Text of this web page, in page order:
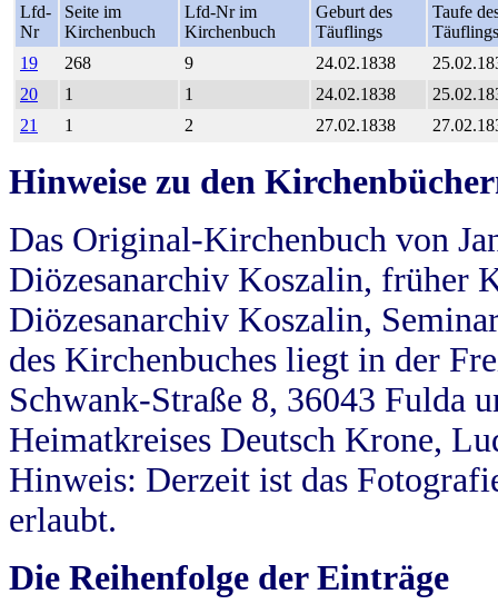
Lfd-
Nr
Seite im
Kirchenbuch
Lfd-Nr im
Kirchenbuch
Geburt des
Täuflings
Taufe
Täuflings
19
268 9 24.02.1838
20
1 1 24.02.1838
21
1 2 27.02.1838
Hinweise zu den
Das Original-Kirchenbuch von
Diözesanarchiv Koszalin, früher
Diözesanarchiv Koszalin,
des Kirchenbuches liegt in der
Schwank-Straße 8, 36043 Fulda
Heimatkreises Deutsch Krone,
Hinweis: Derzeit ist das
erlaubt.
Die Reihenfolge der Einträge